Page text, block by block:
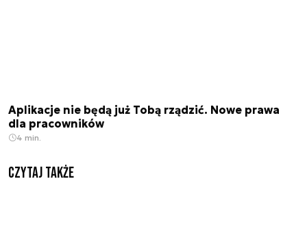
Aplikacje nie będą już Tobą rządzić. Nowe prawa
dla pracowników
4 min.
Czytaj także